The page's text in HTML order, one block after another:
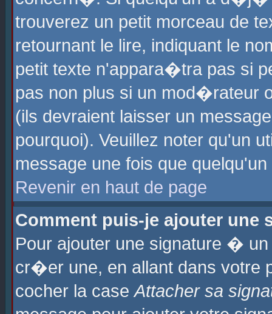
trouverez un petit morceau de
retournant le lire, indiquant le
petit texte n'appara�tra pas si
pas non plus si un mod�rateur
(ils devraient laisser un
pourquoi). Veuillez noter qu'un
message une fois que
Revenir en haut de page
Comment puis-je ajouter une
Pour ajouter une signature �
cr�er une, en allant dans
cocher la caseAttacher sa